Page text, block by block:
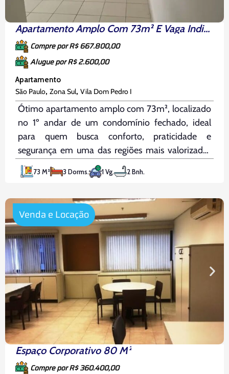
Apartamento Amplo Com 73m² E Vaga Individual
Compre por R$ 667.800,00
Alugue por R$ 2.600,00
Apartamento
São Paulo, Zona Sul, Vila Dom Pedro I
Ótimo apartamento amplo com 73m², localizado
no 1º andar de um condomínio fechado, ideal
para quem busca conforto, praticidade e
segurança em uma das regiões mais valorizadas
da cidade. Com excelente distribuição interna e
ótima iluminação natural, o imóvel oferece três
planejados, dois
73 M² 3 Dorms. 1 Vg. 2 Bnh.
Espaço Corporativo 80 M²
Compre por R$ 360.400,00
Venda e Locação